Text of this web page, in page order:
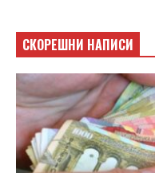
СКОРЕШНИ НАПИСИ